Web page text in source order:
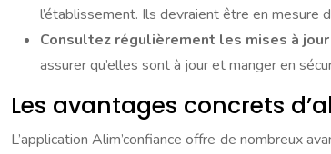
l’établissement. Ils devraient être en mesure
Consultez régulièrement les mises à jour
assurer qu’elles sont à jour et manger en
Les avantages concrets
L’application Alim’confiance offre de nombreux